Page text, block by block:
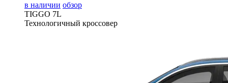
в наличии обзор
TIGGO 7L
Технологичный кроссовер